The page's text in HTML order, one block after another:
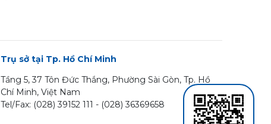
Trụ sở tại Tp. Hồ Chí Minh
Tầng 5, 37 Tôn Đức Thắng, Phường Sài Gòn, Tp. Hồ
Chí Minh, Việt Nam
Tel/Fax: (028) 39152 111 - (028) 36369658